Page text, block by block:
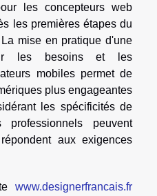
les concepteurs web
les premières étapes du
mise en pratique d'une
les besoins et les
mobiles permet de
plus engageantes
les spécificités de
professionnels peuvent
aux exigences
www.designerfrancais.fr